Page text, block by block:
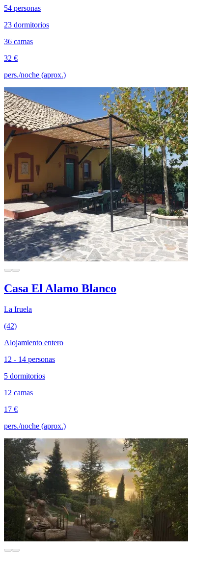
54 personas
23 dormitorios
36 camas
32 €
pers./noche (aprox.)
Casa El Alamo Blanco
La Iruela
(42)
Alojamiento entero
12 - 14 personas
5 dormitorios
12 camas
17 €
pers./noche (aprox.)